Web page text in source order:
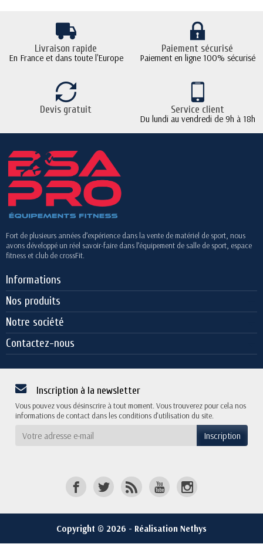
Livraison rapide
En France et dans toute l'Europe
Paiement sécurisé
Paiement en ligne 100% sécurisé
Devis gratuit Service client
Du lundi au vendredi de 9h à 18h
Fort de plusieurs années d’expérience dans la vente de matériel de sport, nous
avons développé un réel savoir-faire dans l’équipement de salle de sport, espace
fitness et club de crossFit.
Informations
Nos produits
Notre société
Contactez-nous
Inscription à la newsletter
Vous pouvez vous désinscrire à tout moment. Vous trouverez pour cela nos
informations de contact dans les conditions d'utilisation du site.
Copyright © 2026 - Réalisation Nethys